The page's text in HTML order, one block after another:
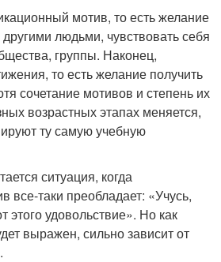
мотив, то есть желание
людьми, чувствовать себя
группы. Наконец,
то есть желание получить
сочетание мотивов и степень их
возрастных этапах меняется,
ту самую учебную
ситуация, когда
все-таки преобладает: «Учусь,
этого удовольствие». Но как
выражен, сильно зависит от